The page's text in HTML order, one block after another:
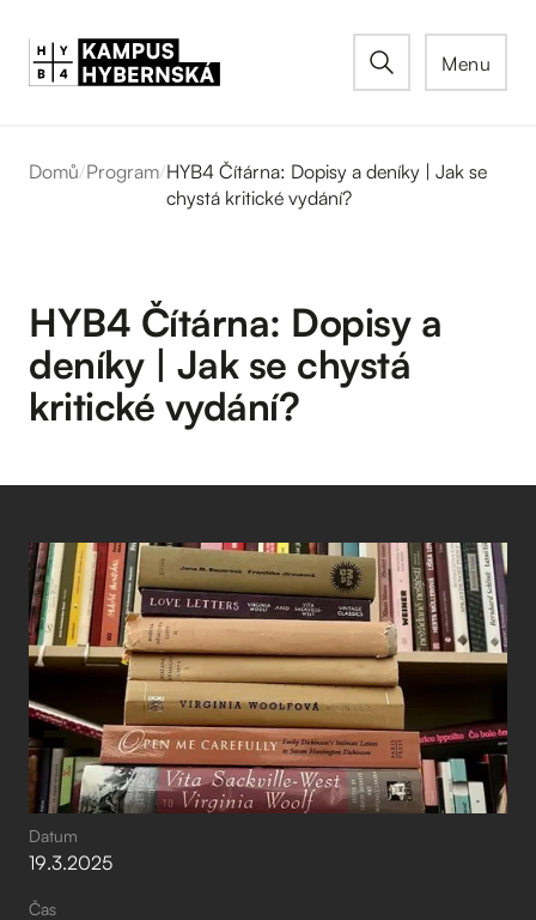
Menu
Domů/Program/HYB4 Čítárna: Dopisy a deníky | Jak se
chystá kritické vydání?
HYB4 Čítárna: Dopisy a
deníky | Jak se chystá
kritické vydání?
Datum
19.3.2025
Čas